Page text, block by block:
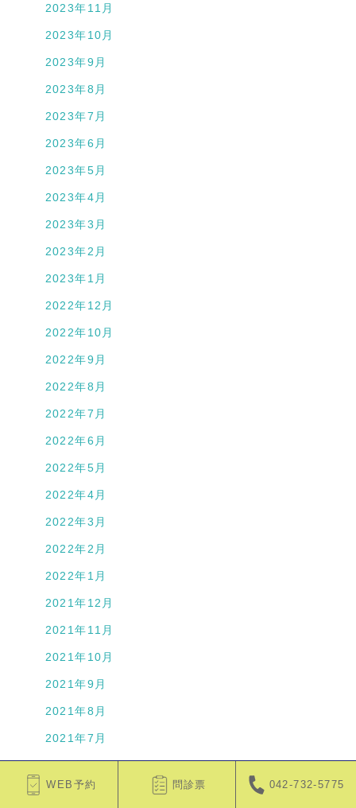
WEB予約 問診票 042-732-5775
2023年11月
2023年10月
2023年9月
2023年8月
2023年7月
2023年6月
2023年5月
2023年4月
2023年3月
2023年2月
2023年1月
2022年12月
2022年10月
2022年9月
2022年8月
2022年7月
2022年6月
2022年5月
2022年4月
2022年3月
2022年2月
2022年1月
2021年12月
2021年11月
2021年10月
2021年9月
2021年8月
2021年7月
2021年6月
2021年5月